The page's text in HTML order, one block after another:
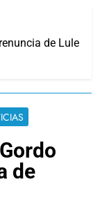
de Lule
de